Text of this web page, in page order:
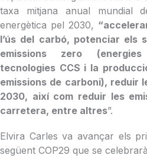
taxa mitjana anual mundial
energètica pel 2030,
l’ús del carbó, potenciar els
emissions zero
tecnologies CCS i la
emissions de carboni), reduir
2030, així com reduir les
carretera, entre altres”.
Elvira Carles va avançar els
següent COP29 que se